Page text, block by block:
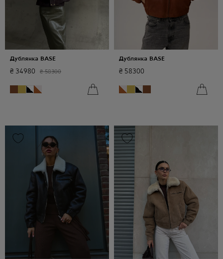
Дублянка BASE
₴ 34980 ₴ 58300
Дублянка BASE
₴ 58300